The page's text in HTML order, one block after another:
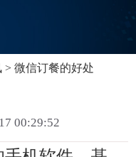
>微信订餐的好处
00:29:52